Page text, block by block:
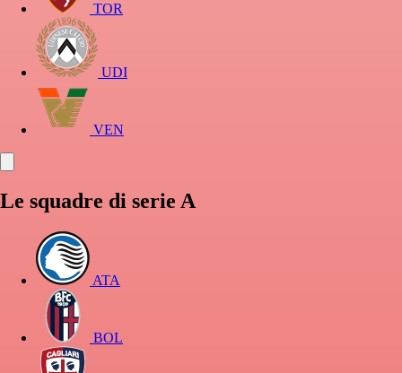
TOR
UDI
VEN
Le squadre di serie A
ATA
BOL